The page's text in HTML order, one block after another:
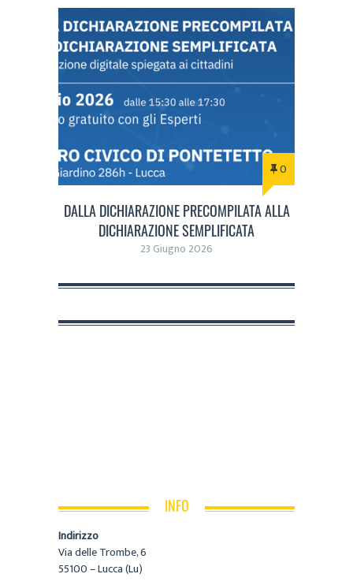
0
DALLA DICHIARAZIONE PRECOMPILATA ALLA
DICHIARAZIONE SEMPLIFICATA
23 Giugno 2026
INFO
Indirizzo
Via delle Trombe, 6
55100 – Lucca (Lu)